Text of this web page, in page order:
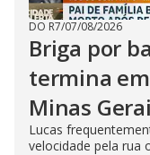
DO R7/07/08/2026
Briga por
termina
Minas
Lucas
velocidade pela rua